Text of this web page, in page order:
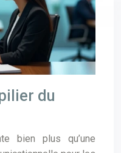
du
bien plus qu’une